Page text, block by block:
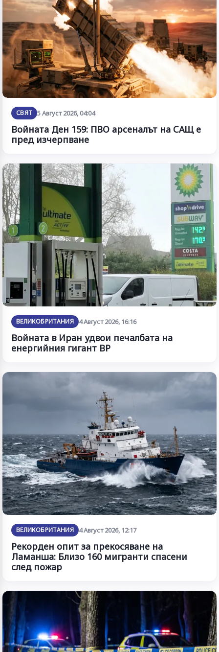
СВЯТ 5 Август 2026, 04:04
Войната Ден 159: ПВО арсеналът на САЩ е
пред изчерпване
ВЕЛИКОБРИТАНИЯ 4 Август 2026, 16:16
Войната в Иран удвои печалбата на
енергийния гигант BP
ВЕЛИКОБРИТАНИЯ 4 Август 2026, 12:17
Рекорден опит за прекосяване на
Ламанша: Близо 160 мигранти спасени
след пожар